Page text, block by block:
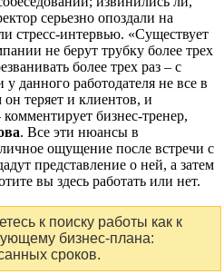
серьезно опоздали на
стресс-интервью. «Существует
не берут трубку более трех
более трех раз – с
данного работодателя не все в
теряет и клиентов, и
бизнес-тренер,
. Все эти нюансы в
ощущение после встречи с
представление о ней, а затем
вы здесь работать или нет.
к поиску работы как к
бизнес-плана:
сроков.